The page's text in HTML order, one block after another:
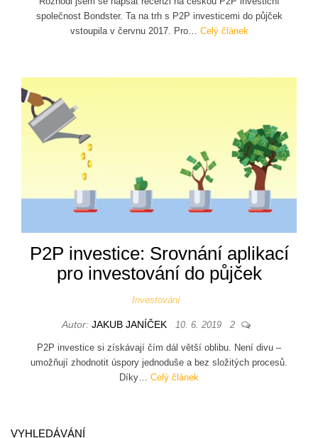
společnost Bondster. Ta na trh s P2P investicemi do půjček
vstoupila v červnu 2017. Pro… Celý článek
P2P investice: Srovnání aplikací
pro investování do půjček
Investování
Autor: JAKUB JANÍČEK 10. 6. 2019 2
P2P investice si získávají čím dál větší oblibu. Není divu –
umožňují zhodnotit úspory jednoduše a bez složitých procesů.
Díky… Celý článek
VYHLEDÁVÁNÍ